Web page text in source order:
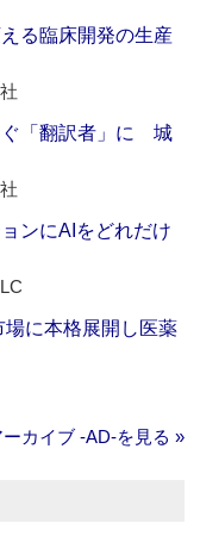
る臨床開発の生産
ぐ「翻訳者」に 城
ンにAIをどれだけ
に本格展開し医薬
カイブ ‐AD‐を見る »